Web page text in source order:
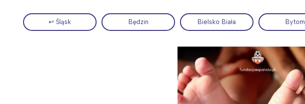
Kwitnąca wiśnia i jej płatki
↩ Śląsk Będzin Bielsko Biała Bytom